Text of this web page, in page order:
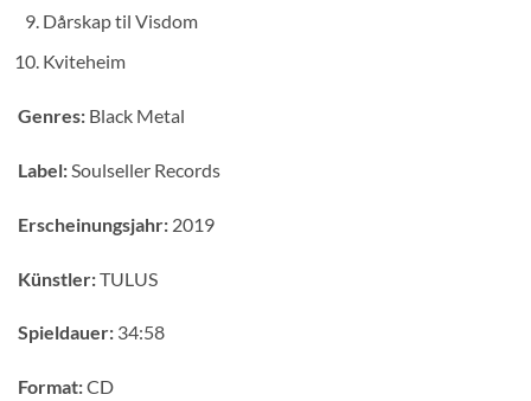
Dårskap til Visdom
Kviteheim
Genres: Black Metal
Label:Soulseller Records
Erscheinungsjahr: 2019
Künstler:TULUS
Spieldauer: 34:58
Format:CD